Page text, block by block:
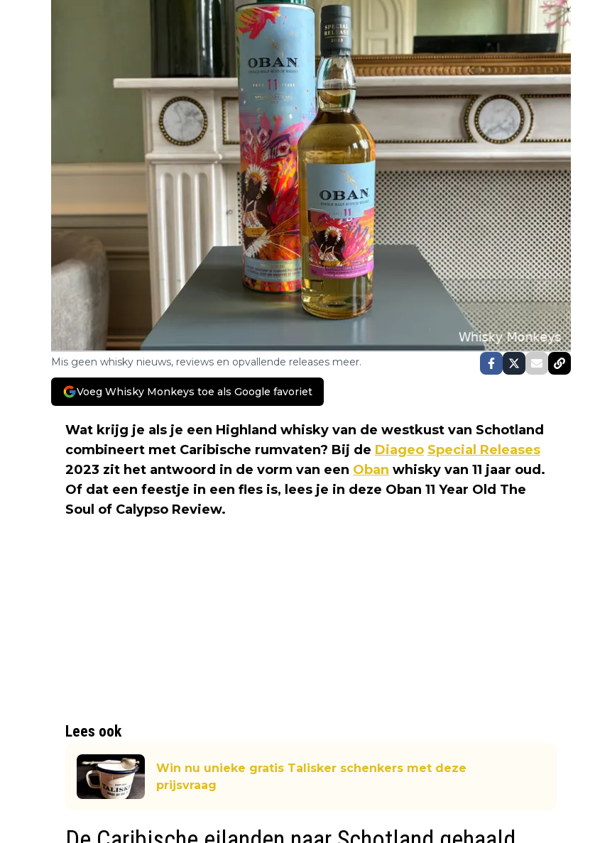
Mis geen whisky nieuws, reviews en opvallende releases meer.
Voeg Whisky Monkeys toe als Google favoriet
Wat krijg je als je een Highland whisky van de westkust van Schotland
combineert met Caribische rumvaten? Bij de Diageo Special Releases
2023 zit het antwoord in de vorm van een Oban whisky van 11 jaar oud.
Of dat een feestje in een fles is, lees je in deze Oban 11 Year Old The
Soul of Calypso Review.
Lees ook
Win nu unieke gratis Talisker schenkers met deze
prijsvraag